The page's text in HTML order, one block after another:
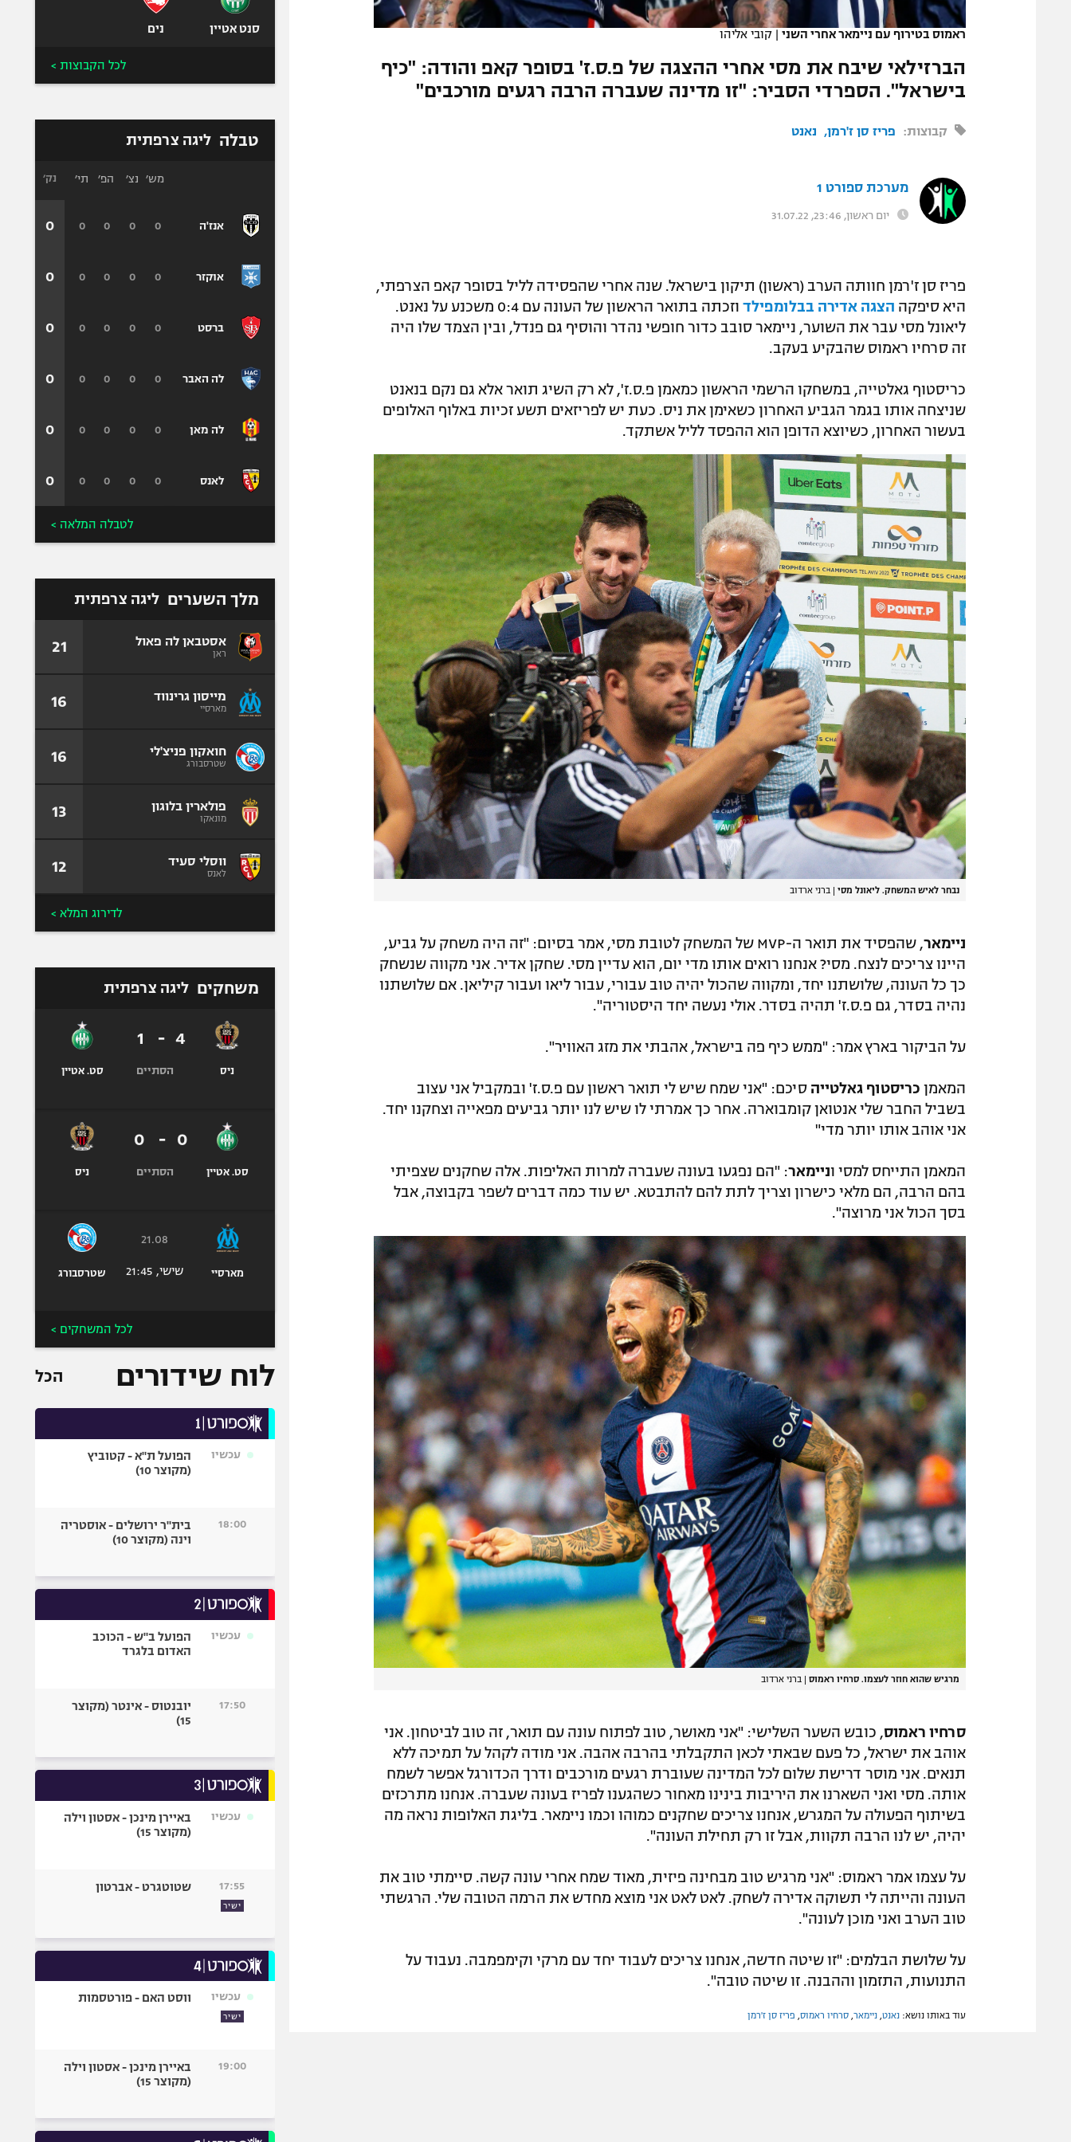
המגזין
ראמוס בטירוף עם ניימאר אחרי השני | קובי אליהו
הברזילאי שיבח את מסי אחרי ההצגה של פ.ס.ז' בסופר קאפ והודה: "כיף
בישראל". הספרדי הסביר: "זו מדינה שעברה הרבה רגעים מורכבים"
קבוצות: פריז סן ז'רמן נאנט
מערכת ספורט 1
יום ראשון, 23:46, 31.07.22
פריז סן ז'רמן חוותה הערב (ראשון) תיקון בישראל. שנה אחרי שהפסידה לליל בסופר קאפ הצרפתי,
היא סיפקה הצגה אדירה בבלומפילד
וזכתה בתואר הראשון של העונה עם 0:4 משכנע על נאנט.
ליאונל מסי עבר את השוער, ניימאר סובב כדור חופשי נהדר והוסיף גם פנדל, ובין הצמד שלו היה
זה סרחיו ראמוס שהבקיע בעקב.
כריסטוף גאלטייה, במשחקו הרשמי הראשון כמאמן פ.ס.ז', לא רק השיג תואר אלא גם נקם בנאנט
שניצחה אותו בגמר הגביע האחרון כשאימן את ניס. כעת יש לפריזאים תשע זכיות באלוף האלופים
בעשור האחרון, כשיוצא הדופן הוא ההפסד לליל אשתקד.
נבחר לאיש המשחק. ליאונל מסי | ברני ארדוב
ניימאר
, שהפסיד את תואר ה-MVP של המשחק לטובת מסי, אמר בסיום: "זה היה משחק על גביע,
היינו צריכים לנצח. מסי? אנחנו רואים אותו מדי יום, הוא עדיין מסי. שחקן אדיר. אני מקווה שנשחק
כך כל העונה, שלושתנו יחד, ומקווה שהכול יהיה טוב עבורי, עבור ליאו ועבור קיליאן. אם שלושתנו
נהיה בסדר, גם פ.ס.ז' תהיה בסדר. אולי נעשה יחד היסטוריה".
על הביקור בארץ אמר: "ממש כיף פה בישראל, אהבתי את מזג האוויר".
המאמן כריסטוף גאלטייה סיכם: "אני שמח שיש לי תואר ראשון עם פ.ס.ז' ובמקביל אני עצוב
בשביל החבר שלי אנטואן קומבוארה. אחר כך אמרתי לו שיש לנו יותר גביעים מפאייה וצחקנו יחד.
אני אוהב אותו יותר מדי"
המאמן התייחס למסי וניימאר: "הם נפגעו בעונה שעברה למרות האליפות. אלה שחקנים שצפיתי
בהם הרבה, הם מלאי כישרון וצריך לתת להם להתבטא. יש עוד כמה דברים לשפר בקבוצה, אבל
בסך הכול אני מרוצה".
מרגיש שהוא חוזר לעצמו. סרחיו ראמוס | ברני ארדוב
סרחיו ראמוס, כובש השער השלישי: "אני מאושר, טוב לפתוח עונה עם תואר, זה טוב לביטחון. אני
אוהב את ישראל, כל פעם שבאתי לכאן התקבלתי בהרבה אהבה. אני מודה לקהל על תמיכה ללא
תנאים. אני מוסר דרישת שלום לכל המדינה שעוברת רגעים מורכבים ודרך הכדורגל אפשר לשמח
אותה. מסי ואני השארנו את היריבות בינינו מאחור כשהגענו לפריז בעונה שעברה. אנחנו מתרכזים
בשיתוף הפעולה על המגרש, אנחנו צריכים שחקנים כמוהו וכמו ניימאר. בליגת האלופות נראה מה
יהיה, יש לנו הרבה תקוות, אבל זו רק תחילת העונה".
על עצמו אמר ראמוס: "אני מרגיש טוב מבחינה פיזית, מאוד שמח אחרי עונה קשה. סיימתי טוב את
העונה והייתה לי תשוקה אדירה לשחק. לאט לאט אני מוצא מחדש את הרמה הטובה שלי. הרגשתי
טוב הערב ואני מוכן לעונה".
על שלושת הבלמים: "זו שיטה חדשה, אנחנו צריכים לעבוד יחד עם מרקי וקימפמבה. נעבוד על
התנועות, התזמון וההבנה. זו שיטה טובה".
עוד באותו נושא: נאנט ניימאר סרחיו ראמוס פריז סן ז'רמן
סנט אטיין נים
לכל הקבוצות >
טבלה ליגה צרפתית
אנז'ה
אוקזר
ברסט
לה האבר
לה מאן
לאנס
מש׳ נצ׳ הפ׳ תי׳
0
0
0
0
0
0
0
0
0
0
0
0
0
0
0
0
0
0
0
0
0
0
0
0
נק׳
0
0
0
0
0
0
לטבלה המלאה >
מלך השערים ליגה צרפתית
אסטבאן לה פאול
ראן 21
מייסון גרינווד
מארסיי 16
חואקון פניצ'לי
שטרסבורג 16
פולארין בלוגון
מונאקו 13
ווסלי סעיד
לאנס 12
לדירוג המלא >
משחקים ליגה צרפתית
ניס
4
-
1
הסתיים סט. אטיין
סט. אטיין
0
-
0
הסתיים ניס
מארסיי
21.08
שישי, 21:45 שטרסבורג
לכל המשחקים >
לוח שידורים הכל
עכשיו
הפועל ת"א - קטוביץ
(מקוצר 10)
18:00
בית"ר ירושלים - אוסטריה
וינה (מקוצר 10)
עכשיו
הפועל ב"ש - הכוכב
האדום בלגרד
17:50
יובנטוס - אינטר (מקוצר
15)
עכשיו
באיירן מינכן - אסטון וילה
(מקוצר 15)
17:55
ישיר
שטוטגרט - אברטון
עכשיו
ישיר
ווסט האם - פורטסמות
19:00
באיירן מינכן - אסטון וילה
(מקוצר 15)